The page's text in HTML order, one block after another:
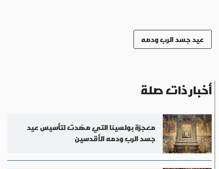
عيد جسد الرب ودمه
أخبار ذات صلة
معجزة بولسينا التي مهّدت لتأسيس عيد
جسد الرب ودمه الأقدسين